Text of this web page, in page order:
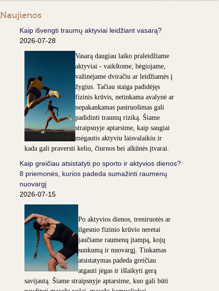
Naujienos
Kaip išvengti traumų aktyviai leidžiant vasarą?
2026-07-28
Vasarą daugiau laiko praleidžiame
aktyviai - vaikštome, bėgiojame,
važinėjame dviračiu ar leidžiamės į
žygius. Tačiau staiga padidėjęs
fizinis krūvis, netinkama avalynė ar
nepakankamas pasiruošimas gali
padidinti traumų riziką. Šiame
straipsnyje aptarsime, kaip saugiai
mėgautis aktyviu laisvalaikiu ir
kada gali praversti kelio, čiurnos bei alkūnės įtvarai.
Kaip greičiau atsistatyti po sporto ir aktyvios dienos?
8 priemonės, kurios padeda sumažinti raumenų
nuovargį
2026-07-15
Po aktyvios dienos, treniruotės ar
ilgesnio fizinio krūvio neretai
jaučiame raumenų įtampą, kojų
sunkumą ir nuovargį. Tinkamas
atsistatymas padeda greičiau
atgauti jėgas ir išlaikyti gerą
savijautą. Šiame straipsnyje aptarsime, kuo gali būti